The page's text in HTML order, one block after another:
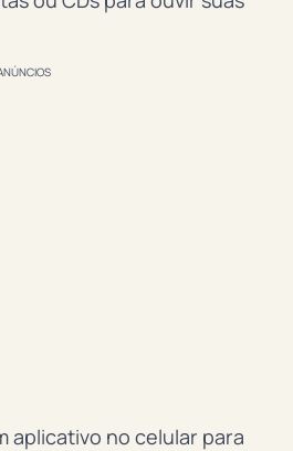
aplicativo no celular para